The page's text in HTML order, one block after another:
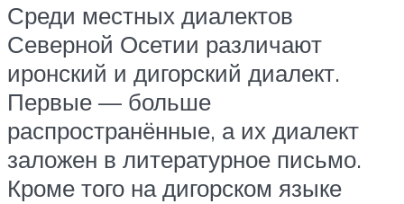
Среди местных диалектов
Северной Осетии различают
иронский и дигорский диалект.
Первые — больше
распространённые, а их диалект
заложен в литературное письмо.
Кроме того на дигорском языке